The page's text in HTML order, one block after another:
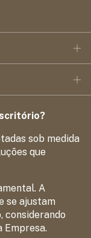
sob medida
que
A
se ajustam
considerando
Empresa.